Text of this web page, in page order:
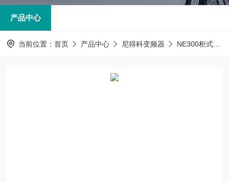
产品中心
当前位置： 首页 产品中心 尼得科变频器 NE300柜式机型